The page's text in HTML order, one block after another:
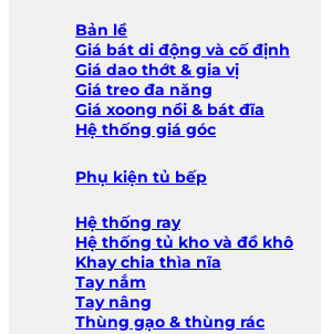
Bản lề
Giá bát di động và cố định
Giá dao thớt & gia vị
Giá treo đa năng
Giá xoong nồi & bát đĩa
Hệ thống giá góc
Phụ kiện tủ bếp
Hệ thống ray
Hệ thống tủ kho và đồ khô
Khay chia thìa nĩa
Tay nắm
Tay nâng
Thùng gạo & thùng rác